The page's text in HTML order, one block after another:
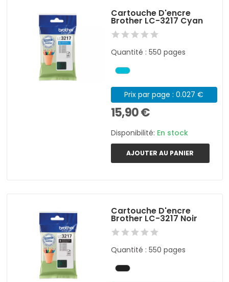
Cartouche D'encre
Brother LC-3217 Cyan
Quantité : 550 pages
Prix par page : 0.027 €
15,90 €
Disponibilité: En stock
AJOUTER AU PANIER
Cartouche D'encre
Brother LC-3217 Noir
Quantité : 550 pages